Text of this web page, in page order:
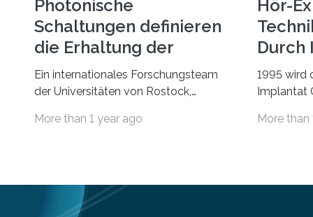
Photonische
Schaltungen definieren
die Erhaltung der
Quantenverschränkung
neu
Ein internationales Forschungsteam
der Universitäten von Rostock,
Pennsylvania State und Saint Louis hat
optische Verschränkung. Ihre
Entdeckung wurde online am 28. März
More than 1 year ago
Hör-
Durch
1995 wird
Implantat
More than